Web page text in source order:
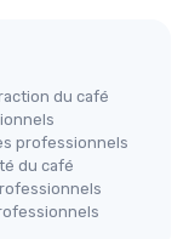
du café
professionnels
du café